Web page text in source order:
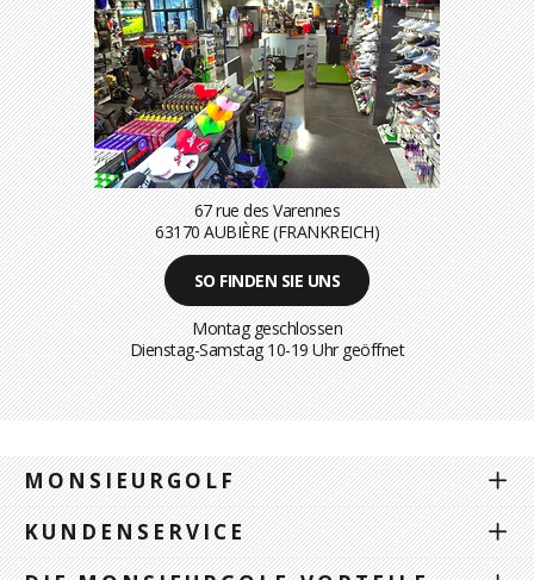
67 rue des Varennes
63170 AUBIÈRE (FRANKREICH)
SO FINDEN SIE UNS
Montag geschlossen
Dienstag-Samstag 10-19 Uhr geöffnet
MONSIEURGOLF
KUNDENSERVICE